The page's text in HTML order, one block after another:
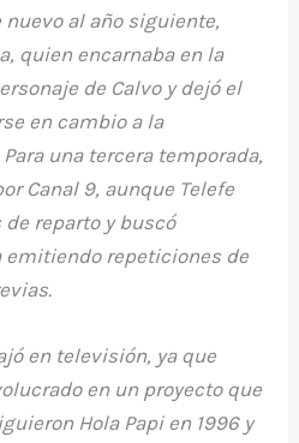
al año siguiente,
quien encarnaba en la
de Calvo y dejó el
en cambio a la
una tercera temporada,
Canal 9, aunque Telefe
reparto y buscó
emitiendo repeticiones de
en televisión, ya que
en un proyecto que
Hola Papi en 1996 y